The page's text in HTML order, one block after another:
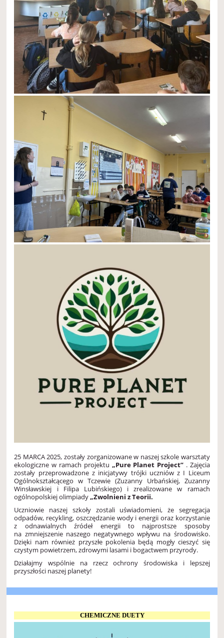
25 MARCA 2025, zostały zorganizowane w naszej szkole warsztaty
ekologiczne w ramach projektu „Pure Planet Project” . Zajęcia
zostały przeprowadzone z inicjatywy trójki uczniów z I Liceum
Ogólnokształcącego w Tczewie (Zuzanny Urbańskiej, Zuzanny
Winsławskiej i Filipa Lubińskiego) i zrealizowane w ramach
ogólnopolskiej olimpiady„Zwolnieni z Teorii.
Uczniowie naszej szkoły zostali uświadomieni, że segregacja
odpadów, recykling, oszczędzanie wody i energii oraz korzystanie
z odnawialnych źródeł energii to najprostsze sposoby
na zmniejszenie naszego negatywnego wpływu na środowisko.
Dzięki nam również przyszłe pokolenia będą mogły cieszyć się
czystym powietrzem, zdrowymi lasami i bogactwem przyrody.
Działajmy wspólnie na rzecz ochrony środowiska i lepszej
przyszłości naszej planety!
CHEMICZNE DUETY